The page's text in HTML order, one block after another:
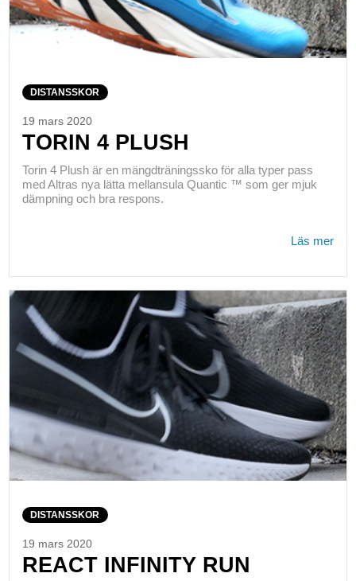
DISTANSSKOR
19 mars 2020
TORIN 4 PLUSH
Torin 4 Plush är en mängdträningssko för alla typer pass
med Altras nya lätta mellansula Quantic ™ som ger mjuk
dämpning och bra respons.
Läs mer
DISTANSSKOR
19 mars 2020
REACT INFINITY RUN